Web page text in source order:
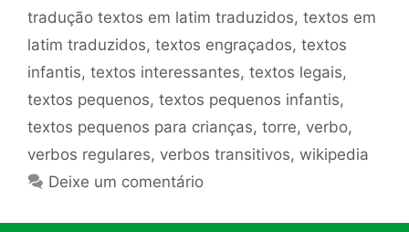
tradução textos em latim traduzidos, textos em
latim traduzidos, textos engraçados, textos
infantis, textos interessantes, textos legais,
textos pequenos, textos pequenos infantis,
textos pequenos para crianças, torre, verbo,
verbos regulares, verbos transitivos, wikipedia
Deixe um comentário